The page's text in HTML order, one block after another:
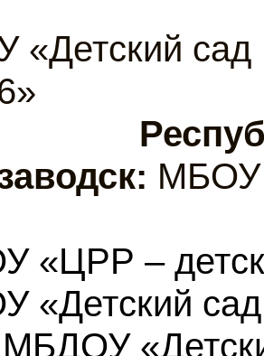
«Детский
«ЦРР –
«Детский
МБДОУ